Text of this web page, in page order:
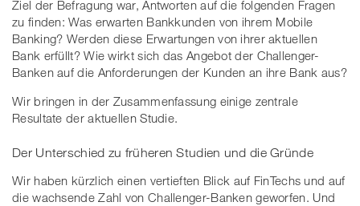
Ziel der Befragung war, Antworten auf die folgenden Fragen
zu finden: Was erwarten Bankkunden von ihrem Mobile
Banking? Werden diese Erwartungen von ihrer aktuellen
Bank erfüllt? Wie wirkt sich das Angebot der Challenger-
Banken auf die Anforderungen der Kunden an ihre Bank aus?
Wir bringen in der Zusammenfassung einige zentrale
Resultate der aktuellen Studie.
Der Unterschied zu früheren Studien und die Gründe
Wir haben kürzlich einen vertieften Blick auf FinTechs und auf
die wachsende Zahl von Challenger-Banken geworfen. Und